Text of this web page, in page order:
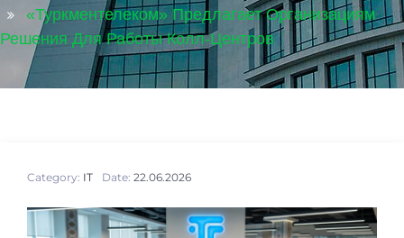
«Туркментелеком» Предлагает Организациям
Решения Для Работы Колл-Центров
Category: IT Date: 22.06.2026